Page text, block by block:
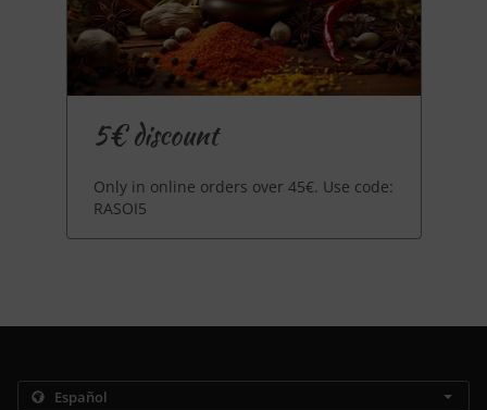
5€ discount
Only in online orders over 45€. Use code:
RASOI5